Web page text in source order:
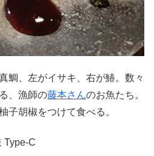
鯛、左がイサキ、右が鰆。数々
、漁師の藤本さんのお魚たち。
子胡椒をつけて食べる。
Type-C